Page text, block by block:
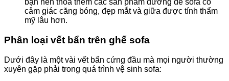
bạn nên thoa thêm các sản phẩm dưỡng để sofa có
cảm giác căng bóng, đẹp mắt và giữa được tính thẩm
mỹ lâu hơn.
Phân loại vết bẩn trên ghế sofa
Dưới đây là một vài vết bẩn cứng đầu mà mọi người thường
xuyên gặp phải trong quá trình vệ sinh sofa: